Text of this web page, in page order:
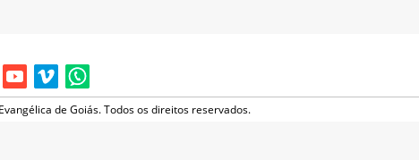
de Goiás. Todos os direitos reservados.